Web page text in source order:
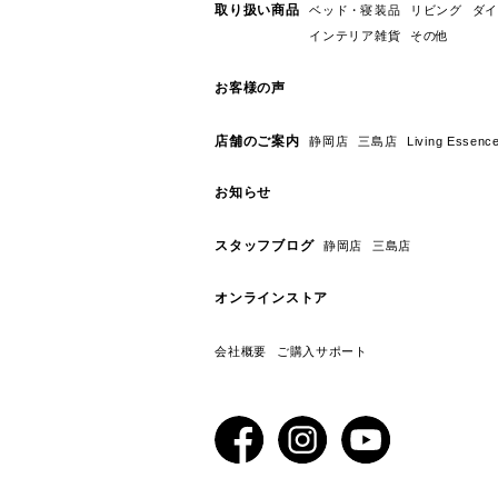
取り扱い商品 ベッド・寝装品 リビング
ダ
インテリア雑貨
その他
お客様の声
店舗のご案内 静岡店 三島店 Living
お知らせ
スタッフブログ 静岡店 三島店
オンラインストア
会社概要 ご購入サポート